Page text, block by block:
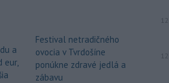
musia viesť k razantnejšej ochrane
vody a jej zadržiavaniu na území
Slovenska.
a
eur,
Festival netradičného
ovocia v Tvrdošíne
ponúkne zdravé jedlá a
zábavu